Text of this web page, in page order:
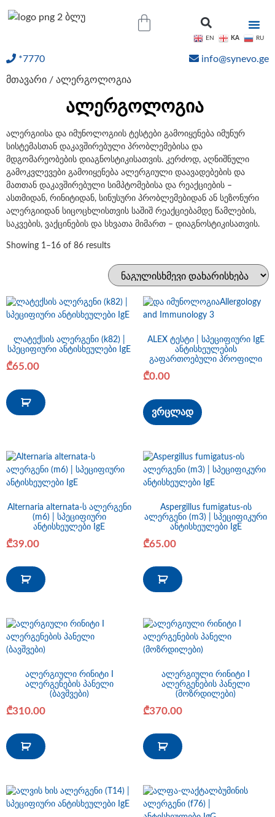
*7770 info@synevo.ge
მთავარი / ალერგოლოგია
ალერგოლოგია
ალერგიისა და იმუნოლოგიის ტესტები გამოიყენება იმუნურ
სისტემასთან დაკავშირებული პრობლემებისა და
მდგომარეობების დიაგნოსტიკისათვის. კერძოდ, აღნიშნული
გამოკვლევები გამოიყენება ალერგიული დაავადებების და
მათთან დაკავშირებული სიმპტომებისა და რეაქციების –
ასთმიდან, რინიტიდან, სინუსური პრობლემებიდან ან სეზონური
ალერგიიდან სიცოცხლისთვის საშიშ რეაქციებამდე წამლების,
საკვების, ვაქცინების და სხვათა მიმართ – დიაგნოსტიკისათვის.
Showing 1–16 of 86 results
ლატექსის ალერგენი (k82) |
სპეციფიური ანტისხეულები IgE
₾65.00
ALEX ტესტი | სპეციფიური IgE
ანტისხეულების
გაფართოებული პროფილი
₾0.00
ვრცლად
Alternaria alternata-ს ალერგენი
(m6) | სპეციფიური
ანტისხეულები IgE
₾39.00
Aspergillus fumigatus-ის
ალერგენი (m3) | სპეციფიკური
ანტისხეულები IgE
₾65.00
ალერგიული რინიტი I
ალერგენების პანელი
(ბავშვები)
₾310.00
ალერგიული რინიტი I
ალერგენების პანელი
(მოზრდილები)
₾370.00
EN KA RU